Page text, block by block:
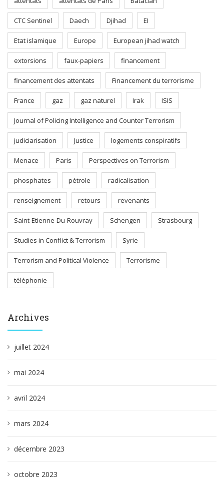
CTC Sentinel Daech Djihad EI
Etat islamique Europe European jihad watch
extorsions faux-papiers financement
financement des attentats Financement du terrorisme
France gaz gaz naturel Irak ISIS
Journal of Policing Intelligence and Counter Terrorism
judiciarisation Justice logements conspiratifs
Menace Paris Perspectives on Terrorism
phosphates pétrole radicalisation
renseignement retours revenants
Saint-Etienne-Du-Rouvray Schengen Strasbourg
Studies in Conflict & Terrorism Syrie
Terrorism and Political Violence Terrorisme
téléphonie
Archives
juillet 2024
mai 2024
avril 2024
mars 2024
décembre 2023
octobre 2023